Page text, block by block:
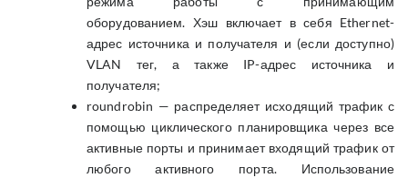
оборудованием. Хэш включает в себя Ethernet-
адрес источника и получателя и (если доступно)
VLAN тег, а также IP-адрес источника и
получателя;
roundrobin — распределяет исходящий трафик с
помощью циклического планировщика через все
активные порты и принимает входящий трафик от
любого активного порта. Использование